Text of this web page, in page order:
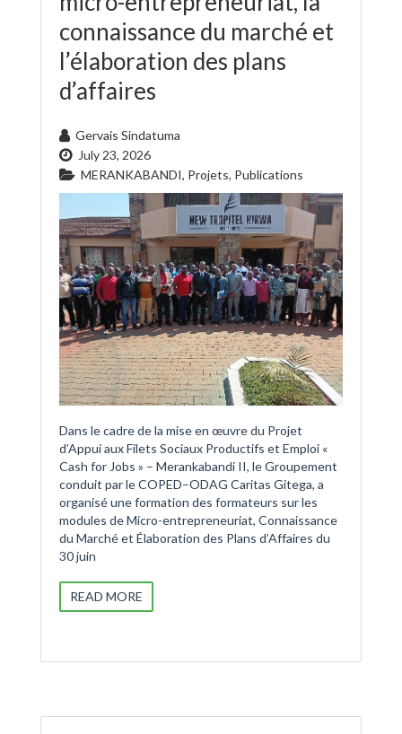
connaissance du marché et
l’élaboration des plans
d’affaires
Gervais Sindatuma
July 23, 2026
MERANKABANDI, Projets, Publications
Dans le cadre de la mise en œuvre du Projet
d’Appui aux Filets Sociaux Productifs et Emploi «
Cash for Jobs » – Merankabandi II, le Groupement
conduit par le COPED–ODAG Caritas Gitega, a
organisé une formation des formateurs sur les
modules de Micro-entrepreneuriat, Connaissance
du Marché et Élaboration des Plans d’Affaires du
30 juin
READ MORE